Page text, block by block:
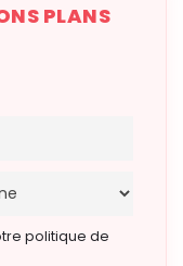
PLANS
politique de